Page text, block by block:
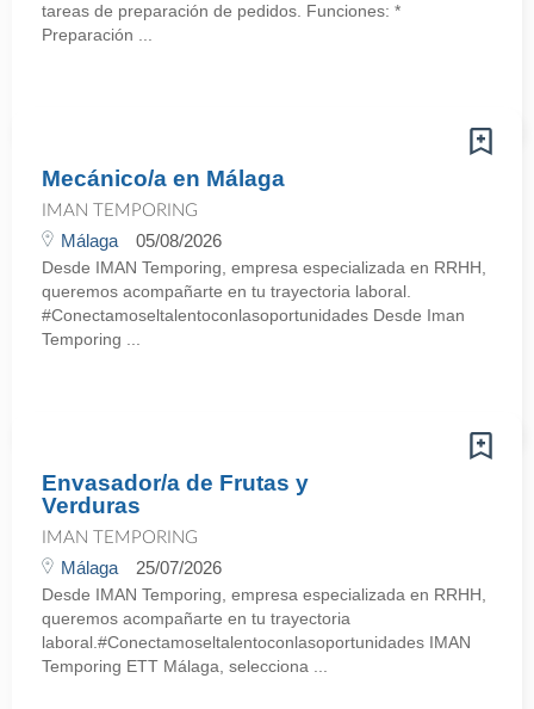
tareas de preparación de pedidos. Funciones: *
Preparación ...
Mecánico/a en Málaga
IMAN TEMPORING
Málaga 05/08/2026
Desde IMAN Temporing, empresa especializada en RRHH,
queremos acompañarte en tu trayectoria laboral.
#Conectamoseltalentoconlasoportunidades Desde Iman
Temporing ...
Envasador/a de Frutas y
Verduras
IMAN TEMPORING
Málaga 25/07/2026
Desde IMAN Temporing, empresa especializada en RRHH,
queremos acompañarte en tu trayectoria
laboral.#Conectamoseltalentoconlasoportunidades IMAN
Temporing ETT Málaga, selecciona ...